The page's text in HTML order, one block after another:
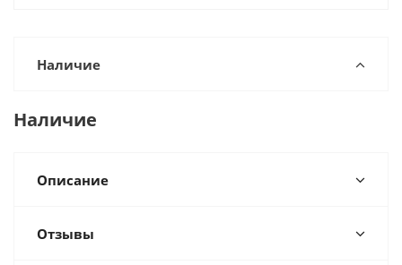
Наличие
Наличие
Описание
Отзывы